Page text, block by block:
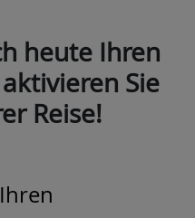
heute Ihren
Sie
Reise!